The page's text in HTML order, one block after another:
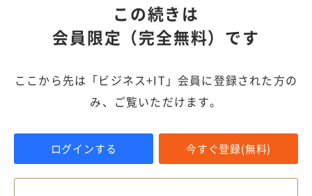
この続きは
会員限定（完全無料）です
ここから先は「ビジネス+IT」会員に登録された方の
み、ご覧いただけます。
ログインする 今すぐ登録(無料)